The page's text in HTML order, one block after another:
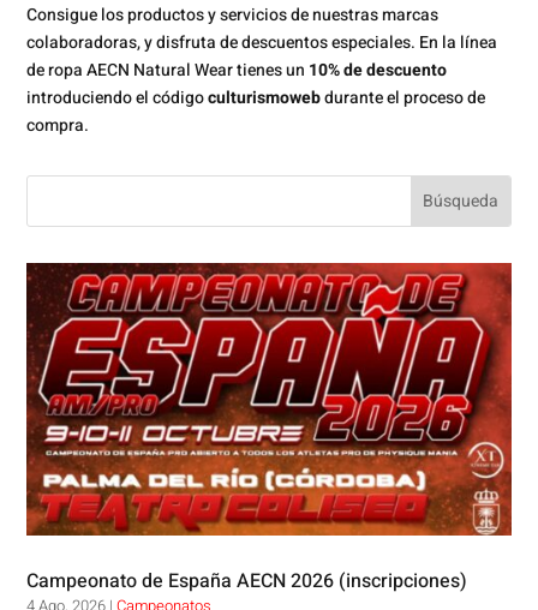
Consigue los productos y servicios de nuestras marcas
colaboradoras, y disfruta de descuentos especiales. En la línea
de ropa AECN Natural Wear tienes un 10% de descuento
introduciendo el códigoculturismowebdurante el proceso de
compra.
Campeonato de España AECN 2026 (inscripciones)
4 Ago, 2026 |Campeonatos